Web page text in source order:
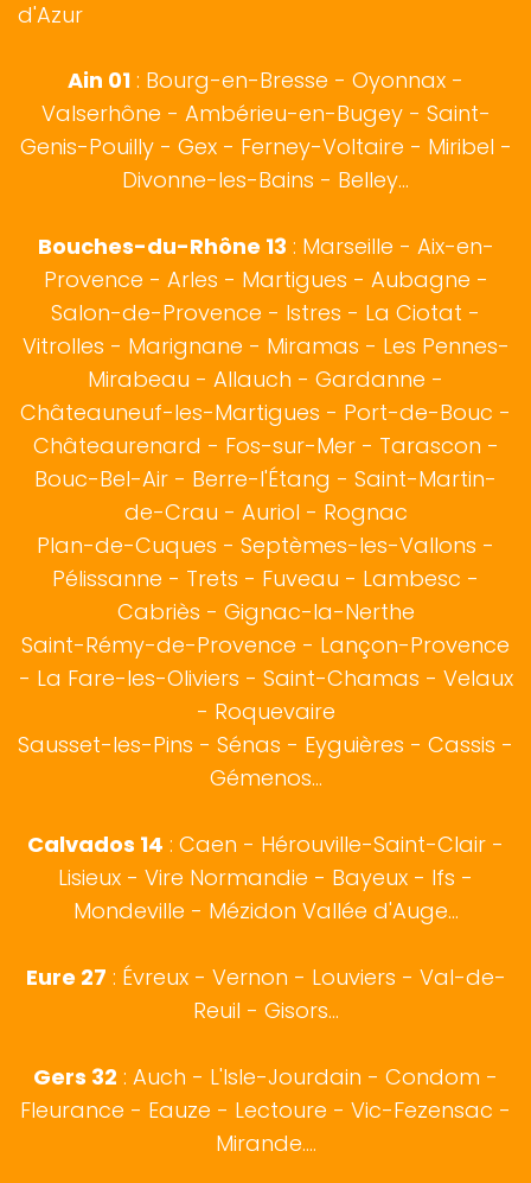
d'Azur
Ain 01 : Bourg-en-Bresse - Oyonnax -
Valserhône - Ambérieu-en-Bugey - Saint-
Genis-Pouilly - Gex- Ferney-Voltaire - Miribel -
Divonne-les-Bains - Belley...
Bouches-du-Rhône 13 : Marseille - Aix-en-
Provence - Arles - Martigues - Aubagne -
Salon-de-Provence - Istres - La Ciotat -
Vitrolles - Marignane - Miramas - Les Pennes-
Mirabeau - Allauch - Gardanne -
Châteauneuf-les-Martigues - Port-de-Bouc -
Châteaurenard - Fos-sur-Mer- Tarascon -
Bouc-Bel-Air - Berre-l'Étang - Saint-Martin-
de-Crau - Auriol - Rognac
Plan-de-Cuques - Septèmes-les-Vallons -
Pélissanne - Trets - Fuveau - Lambesc -
Cabriès - Gignac-la-Nerthe
Saint-Rémy-de-Provence - Lançon-Provence
- La Fare-les-Oliviers - Saint-Chamas - Velaux
- Roquevaire
Sausset-les-Pins - Sénas - Eyguières - Cassis -
Gémenos...
Calvados 14 : Caen - Hérouville-Saint-Clair -
Lisieux - Vire Normandie - Bayeux - Ifs -
Mondeville - Mézidon Vallée d'Auge...
Eure 27 : Évreux- Vernon - Louviers - Val-de-
Reuil - Gisors...
Gers 32 : Auch - L'Isle-Jourdain - Condom -
Fleurance - Eauze - Lectoure - Vic-Fezensac -
Mirande....